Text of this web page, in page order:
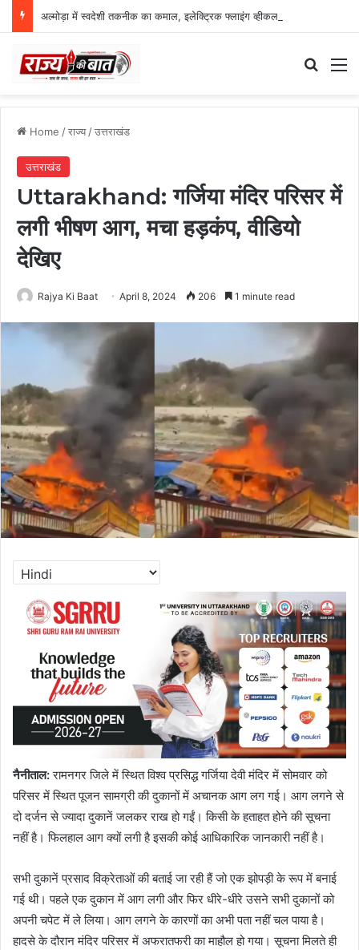
Home /राज्य/उत्तराखंड
उत्तराखंड
Uttarakhand: गर्जिया मंदिर परिसर में
लगी भीषण आग, मचा हड़कंप, वीडियो
देखिए
Rajya Ki Baat April 8, 2024 206 1 minute read
नैनीताल:रामनगर जिले में स्थित विश्व प्रसिद्ध गर्जिया देवी मंदिर में सोमवार को
परिसर में स्थित पूजन सामग्री की दुकानों में अचानक आग लग गई। आग लगने से
दो दर्जन से ज्यादा दुकानें जलकर राख हो गईं। किसी के हताहत होने की सूचना
नहीं है। फिलहाल आग क्यों लगी है इसकी कोई आधिकारिक जानकारी नहीं है।
सभी दुकानें प्रसाद विक्रेताओं की बताई जा रही हैं जो एक झोपड़ी के रूप में बनाई
गई थी। पहले एक दुकान में आग लगी और फिर धीरे-धीरे उसने सभी दुकानों को
अपनी चपेट में ले लिया। आग लगने के कारणों का अभी पता नहीं चल पाया है।
हादसे के दौरान मंदिर परिसर में अफरातफरी का माहौल हो गया। सूचना मिलते ही